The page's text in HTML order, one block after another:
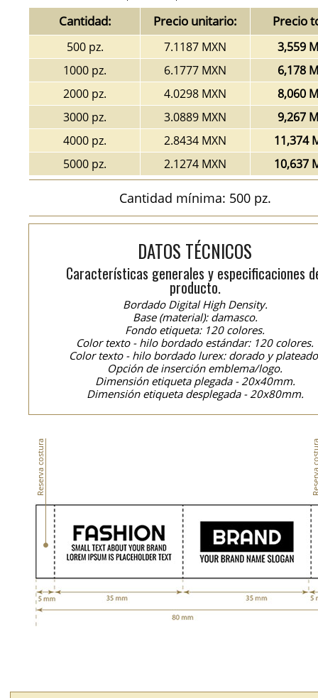
Cantidad: Precio unitario: Precio
500 pz. 7.1187 MXN
3,559
1000 pz.
6.1777 MXN
6,178
2000 pz.
4.0298 MXN
8,060
3000 pz.
3.0889 MXN
9,267
4000 pz.
2.8434 MXN
11,374
5000 pz.
2.1274 MXN 10,637
Cantidad mínima: 500 pz.
DATOS TÉCNICOS
Características generales y especificaciones
producto.
Bordado Digital High Density.
Base (material): damasco.
Fondo etiqueta: 120 colores.
Color texto - hilo bordado estándar: 120 colores.
Color texto - hilo bordado lurex: dorado y
Opción de inserción emblema/logo.
Dimensión etiqueta plegada - 20x40mm.
Dimensión etiqueta desplegada - 20x80mm.
Reserva costura